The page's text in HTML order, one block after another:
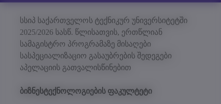
სსიპ საქართველოს ტექნიკურ უნივერსიტეტში
2025/2026 სასწ. წლისათვის, ერთწლიან
სამაგისტრო პროგრამაზე მისაღები
სასპეციალიზაციო გასაუბრების შედეგები
აპელაციის გათვალისწინებით
ბიზნესტექნოლოგიების ფაკულტეტი